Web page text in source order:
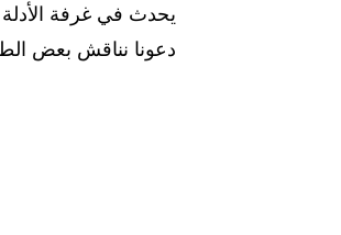
يحدث في غرفة
دعونا نناقش بعض